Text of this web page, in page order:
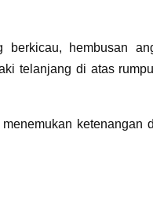
berkicau, hembusan
telanjang di atas
ketenangan